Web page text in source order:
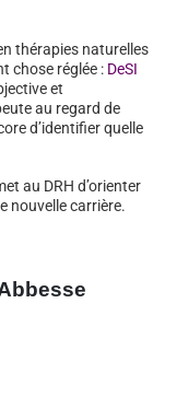
thérapies naturelles
chose réglée : DeSI
et
au regard de
d’identifier quelle
au DRH d’orienter
nouvelle carrière.